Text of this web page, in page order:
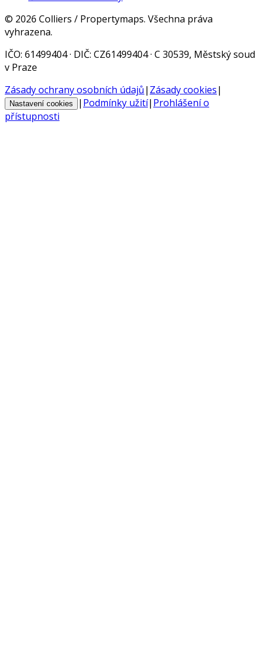
© 2026 Colliers / Propertymaps. Všechna práva
vyhrazena.
IČO: 61499404 · DIČ: CZ61499404 · C 30539, Městský soud
v Praze
Zásady ochrany osobních údajů| Zásady cookies|
Nastavení cookies | Podmínky užití| Prohlášení o
přístupnosti